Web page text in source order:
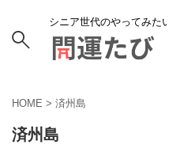
シニア世代のやってみた
HOME > 済州島
済州島